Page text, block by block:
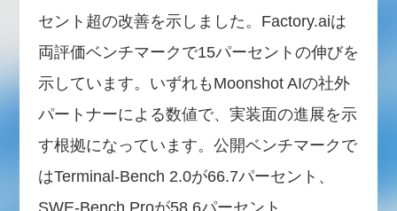
セント超の改善を示しました。Factory.aiは
両評価ベンチマークで15パーセントの伸びを
示しています。いずれもMoonshot AIの社外
パートナーによる数値で、実装面の進展を示
す根拠になっています。公開ベンチマークで
はTerminal-Bench 2.0が66.7パーセント、
SWE-Bench Proが58.6パーセント、